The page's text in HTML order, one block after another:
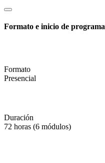
Formato e inicio de programa
Formato
Presencial
Duración
72 horas (6 módulos)